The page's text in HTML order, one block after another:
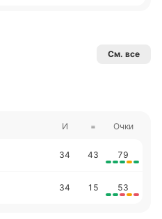
См. все
И = Очки
34 43 79
34 15 53